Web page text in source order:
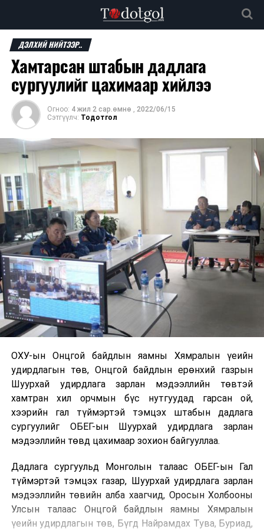
ДЭЛХИЙ НИЙТЭЭР..
Хамтарсан штабын дадлага
сургуулийг цахимаар хийлээ
Огноо: 4 жил 2 сар.өмнө , 2022/06/15
Сэтгүүлч: Тодотгол
ОХУ-ын Онцгой байдлын яамны Хямралын үеийн
удирдлагын төв, Онцгой байдлын ерөнхий газрын
Шуурхай удирдлага зарлан мэдээллийн төвтэй
хамтран хил орчмын бүс нутгуудад гарсан ой,
хээрийн гал түймэртэй тэмцэх штабын дадлага
сургуулийг ОБЕГ-ын Шуурхай удирдлага зарлан
мэдээллийн төвд цахимаар зохион байгууллаа.
Дадлага сургуульд Монголын талаас ОБЕГ-ын Гал
түймэртэй тэмцэх газар, Шуурхай удирдлага зарлан
мэдээллийн төвийн алба хаагчид, Оросын Холбооны
Улсын талаас Онцгой байдлын яамны Хямралын
үеийн удирдлагын төв, Бүгд Найрамдах Тува, Буриад,